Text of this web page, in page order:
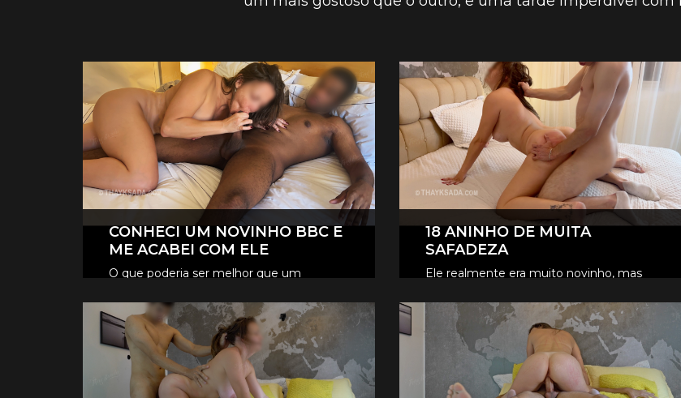
CONHECI UM NOVINHO BBC E
ME ACABEI COM ELE
O que poderia ser melhor que um
conhecer ele.
CONFIRA OS VÍDEOS VIP
18 ANINHO DE MUITA
SAFADEZA
Ele realmente era muito novinho, mas
CONFIRA OS VÍDEOS VIP